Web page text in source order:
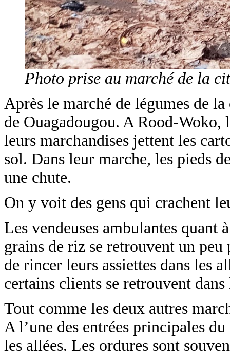
Photo prise au marché de la
Après le marché de légumes de
de Ouagadougou. A Rood-Woko,
leurs marchandises jettent les
sol. Dans leur marche, les pieds
une chute.
On y voit des gens qui crachent
Les vendeuses ambulantes quant
grains de riz se retrouvent un peu
de rincer leurs assiettes dans les
certains clients se retrouvent dans
Tout comme les deux autres
A l’une des entrées principales
les allées. Les ordures sont